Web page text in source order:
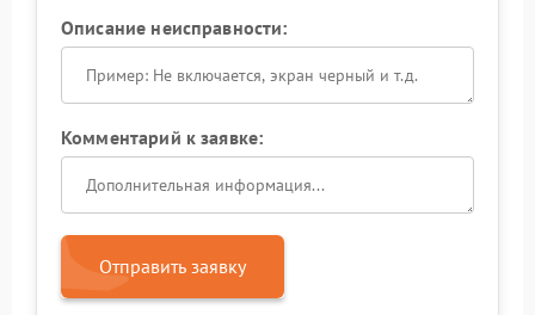
Описание неисправности:
Комментарий к заявке:
Отправить заявку